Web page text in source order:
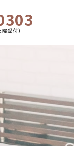
受付）